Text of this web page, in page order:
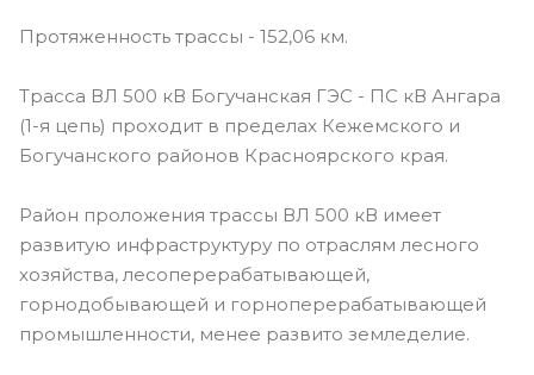
Протяженность трассы - 152,06 км.
Трасса ВЛ 500 кВ Богучанская ГЭС - ПС кВ Ангара
(1-я цепь) проходит в пределах Кежемского и
Богучанского районов Красноярского края.
Район проложения трассы ВЛ 500 кВ имеет
развитую инфраструктуру по отраслям лесного
хозяйства, лесоперерабатывающей,
горнодобывающей и горноперерабатывающей
промышленности, менее развито земледелие.